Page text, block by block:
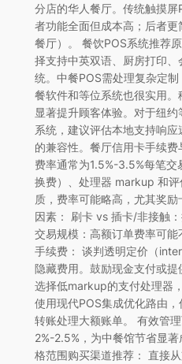
分店的华人餐厅。传统触摸
者功能全面但成本高；后者
餐厅）。 餐饮POS系统推荐
择支持中英双语、厨房打印
统。中餐POS需处理复杂定
餐软件和等位系统也很实用
显著提升顾客体验。对于纽
系统，建议评估本地支持响
的兼容性。餐厅信用卡手续
费率通常为1.5%-3.5%每笔
换费）、处理器 markup 和
质，费率可能略高，尤其奖
因素： 刷卡 vs 插卡/非接触
交易规模：高额订单费率可
手续费： 谈判透明定价（
隐藏费用。鼓励现金支付或提
选择低markup的支付处理器
使用现代POS集成优化路由
转账处理大额账单。 有效管
2%-2.5%，为中餐馆节省显
格范围购买渠道推荐： 直接